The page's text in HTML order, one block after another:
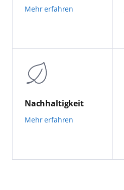
Mehr erfahren
Mehr erfahren
Nachhaltigkeit